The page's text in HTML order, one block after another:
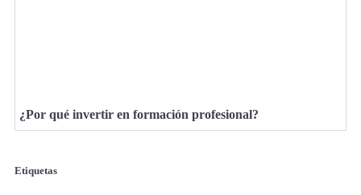
¿Por qué invertir en formación profesional?
Etiquetas